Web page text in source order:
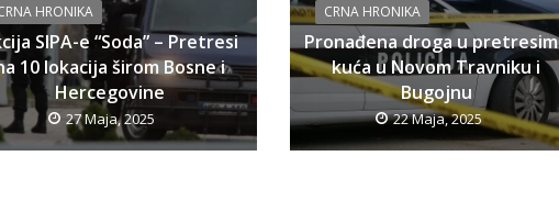
HRONIKA
SIPA-e “Soda” – Pretresi
10 lokacija širom Bosne i
Hercegovine
27 Maja, 2025
CRNA HRONIKA
Pronađena droga u
kuća u Novom Travniku i
Bugojnu
22 Maja, 2025